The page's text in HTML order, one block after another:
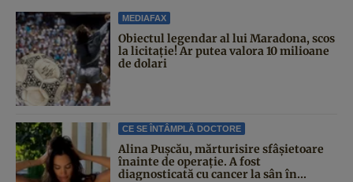
MEDIAFAX
Obiectul legendar al lui Maradona, scos
la licitație! Ar putea valora 10 milioane
de dolari
CE SE ÎNTÂMPLĂ DOCTORE
Alina Pușcău, mărturisire sfâșietoare
înainte de operație. A fost
diagnosticată cu cancer la sân în...